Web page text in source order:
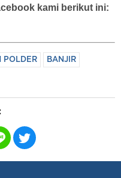
kami berikut ini:
POLDER BANJIR